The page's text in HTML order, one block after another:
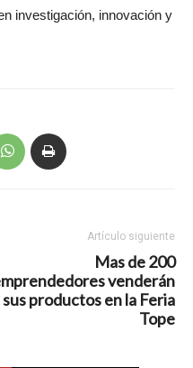
investigación, innovación y
Artículo siguiente
Mas de 200
venderán
sus productos en la Feria
Tope